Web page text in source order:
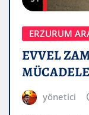
ERZURUM
EVVEL
yönetici